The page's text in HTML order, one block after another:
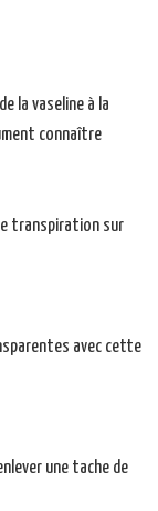
la vaseline à la
connaître
transpiration sur
avec cette
une tache de